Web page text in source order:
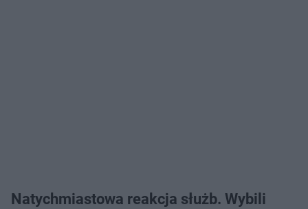
Natychmiastowa reakcja służb. Wybili